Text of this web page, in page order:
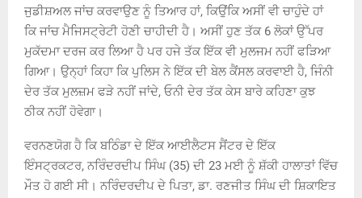
ਜੁਡੀਸ਼ਅਲ ਜਾਂਚ ਕਰਵਾਉਣ ਨੂੰ ਤਿਆਰ ਹਾਂ, ਕਿਉਂਕਿ ਅਸੀਂ ਵੀ ਚਾਹੁੰਦੇ ਹਾਂ
ਕਿ ਜਾਂਚ ਮੈਜਿਸਟ੍ਰੇਟੀ ਹੋਣੀ ਚਾਹੀਦੀ ਹੈ। ਅਸੀਂ ਹੁਣ ਤੱਕ 6 ਲੋਕਾਂ ਉੱਪਰ
ਮੁਕੱਦਮਾ ਦਰਜ ਕਰ ਲਿਆ ਹੈ ਪਰ ਹਜੇ ਤੱਕ ਇੱਕ ਵੀ ਮੁਲਜਮ ਨਹੀਂ ਫੜਿਆ
ਗਿਆ। ਉਨ੍ਹਾਂ ਕਿਹਾ ਕਿ ਪੁਲਿਸ ਨੇ ਇੱਕ ਦੀ ਬੇਲ ਕੈਂਸਲ ਕਰਵਾਈ ਹੈ, ਜਿੰਨੀ
ਦੇਰ ਤੱਕ ਮੁਲਜ਼ਮ ਫੜੇ ਨਹੀਂ ਜਾਂਦੇ, ਓਨੀ ਦੇਰ ਤੱਕ ਕੇਸ ਬਾਰੇ ਕਹਿਣਾ ਕੁਝ
ਠੀਕ ਨਹੀਂ ਹੋਵੇਗਾ।
ਵਰਨਣਯੋਗ ਹੈ ਕਿ ਬਠਿੰਡਾ ਦੇ ਇੱਕ ਆਈਲੈਟਸ ਸੈਂਟਰ ਦੇ ਇੱਕ
ਇੰਸਟ੍ਰਕਟਰ, ਨਰਿੰਦਰਦੀਪ ਸਿੰਘ (35) ਦੀ 23 ਮਈ ਨੂੰ ਸ਼ੱਕੀ ਹਾਲਾਤਾਂ ਵਿੱਚ
ਮੌਤ ਹੋ ਗਈ ਸੀ। ਨਰਿੰਦਰਦੀਪ ਦੇ ਪਿਤਾ, ਡਾ. ਰਣਜੀਤ ਸਿੰਘ ਦੀ ਸ਼ਿਕਾਇਤ